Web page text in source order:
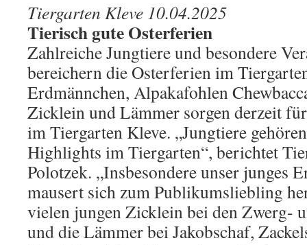
Tiergarten Kleve 10.04.2025
Tierisch gute Osterferien
Zahlreiche Jungtiere und besondere
bereichern die Osterferien im
Erdmännchen, Alpakafohlen
Zicklein und Lämmer sorgen derzeit
im Tiergarten Kleve. „Jungtiere
Highlights im Tiergarten“, berichtet
Polotzek. „Insbesondere unser junges
mausert sich zum Publikumsliebling
vielen jungen Zicklein bei den Zwerg-
und die Lämmer bei Jakobschaf,